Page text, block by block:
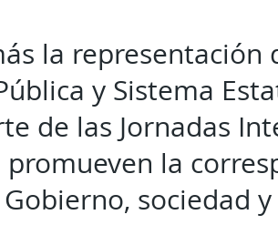
la representación
y Sistema
de las Jornadas
la
sociedad